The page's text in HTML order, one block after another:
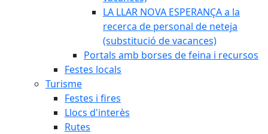
LA LLAR NOVA ESPERANÇA a la
recerca de personal de neteja
(substitució de vacances)
Portals amb borses de feina i recursos
Festes locals
Turisme
Festes i fires
Llocs d'interès
Rutes